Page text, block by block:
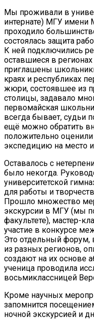
Мы проживали в
интернате) МГУ
проходило
состоялась защита
К ней подключились
оставшиеся в
приглашены
краях и республиках
жюри, состоявшее из
столицы, задавало
первомайская
всегда бывает, судьи
ещё можно обратить
положительно
экспедицию на место
Оставалось с
было некогда.
университетской
для работы и
Прошло множество
экскурсии в МГУ (мы
факультете), мастер-
участие в конкурсе
Это отдельный форум,
из разных регионов,
создают на их основе
ученица проводила
восьмиклассницей
Кроме научных
запомнится
ночной экскурсией и